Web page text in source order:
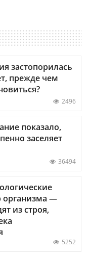
застопорилась
прежде чем
2496
показало,
заселяет
36494
организма —
из строя,
5252